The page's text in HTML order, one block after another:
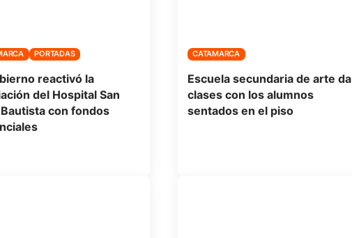
PORTADAS
reactivó la
del Hospital San
con fondos
CATAMARCA
Escuela secundaria de arte da
clases con los alumnos
sentados en el piso